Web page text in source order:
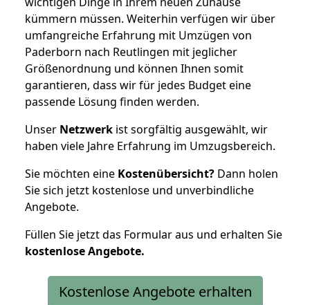
kümmern müssen. Weiterhin verfügen wir über
umfangreiche Erfahrung mit Umzügen von
Paderborn nach Reutlingen mit jeglicher
Größenordnung und können Ihnen somit
garantieren, dass wir für jedes Budget eine
passende Lösung finden werden.
Unser Netzwerk ist sorgfältig ausgewählt, wir
haben viele Jahre Erfahrung im Umzugsbereich.
Sie möchten eine Kostenübersicht? Dann holen
Sie sich jetzt kostenlose und unverbindliche
Angebote.
Füllen Sie jetzt das Formular aus und erhalten Sie
kostenloseAngebote.
Kostenlose Angebote erhalten